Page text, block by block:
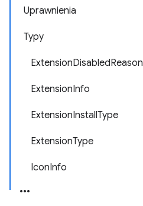
Uprawnienia
Typy
ExtensionDisabledReason
ExtensionInfo
ExtensionInstallType
ExtensionType
IconInfo